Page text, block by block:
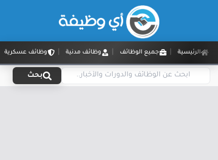
الرئيسية جميع الوظائف وظائف مدنية وظائف عسكرية
بحث